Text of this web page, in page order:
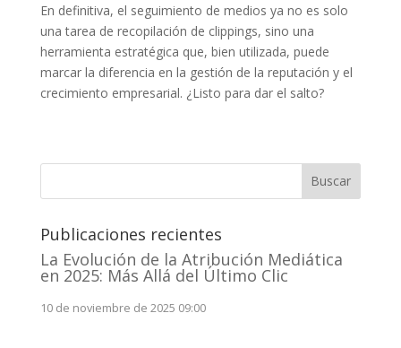
En definitiva, el seguimiento de medios ya no es solo
una tarea de recopilación de clippings, sino una
herramienta estratégica que, bien utilizada, puede
marcar la diferencia en la gestión de la reputación y el
crecimiento empresarial. ¿Listo para dar el salto?
Buscar
Publicaciones recientes
La Evolución de la Atribución Mediática
en 2025: Más Allá del Último Clic
10 de noviembre de 2025 09:00